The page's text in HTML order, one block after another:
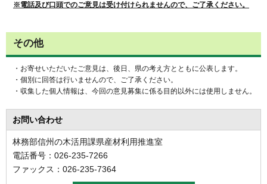
※電話及び口頭でのご意見は受け付けられませんので、ご了承ください。
その他
・お寄せいただいたご意見は、後日、県の考え方とともに公表します。
・個別に回答は行いませんので、ご了承ください。
・収集した個人情報は、今回の意見募集に係る目的以外には使用しません。
お問い合わせ
林務部信州の木活用課県産材利用推進室
電話番号：026-235-7266
ファックス：026-235-7364